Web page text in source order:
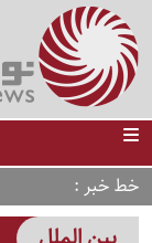
خط خبر